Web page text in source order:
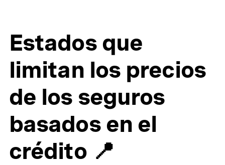
Estados que
limitan los precios
de los seguros
basados en el
crédito 📍